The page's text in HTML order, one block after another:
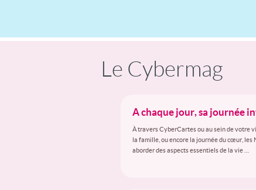
Le Cybermag
A chaque jour, sa journée
À travers CyberCartes ou au sein de votre
la famille, ou encore la journée du cœur, les
aborder des aspects essentiels de la vie …